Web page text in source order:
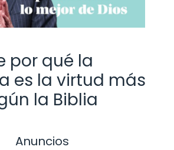
por qué la
es la virtud más
la Biblia
Anuncios